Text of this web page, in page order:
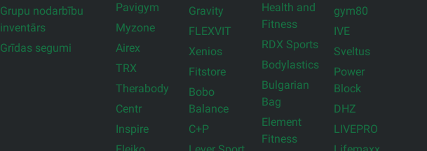
Grupu nodarbību
inventārs
Grīdas segumi
Pavigym
Myzone
Airex
TRX
Therabody
Centr
Inspire
Gravity
FLEXVIT
Xenios
Fitstore
Bobo
Balance
C+P
Health and
Fitness
RDX Sports
Bodylastics
Bulgarian
Bag
Element
Fitness
gym80
IVE
Sveltus
Power
Block
DHZ
LIVEPRO